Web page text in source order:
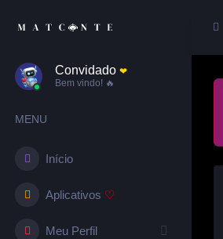
Convidado ❤︎
Bem vindo! 🔥
MENU
Início
Aplicativos ♡
Meu Perfil